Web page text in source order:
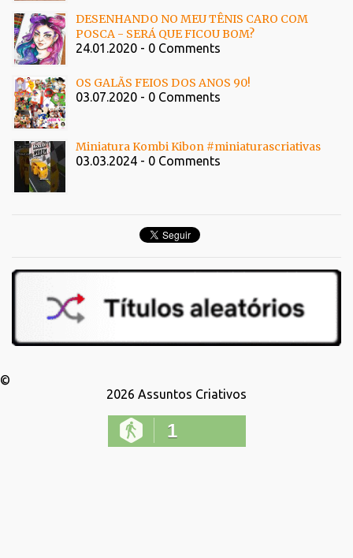
DESENHANDO NO MEU TÊNIS CARO COM
POSCA - SERÁ QUE FICOU BOM?
24.01.2020 - 0 Comments
OS GALÃS FEIOS DOS ANOS 90!
03.07.2020 - 0 Comments
Miniatura Kombi Kibon #miniaturascriativas
03.03.2024 - 0 Comments
©
2026 Assuntos Criativos
1